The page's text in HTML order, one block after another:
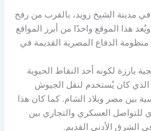
في مدينة الشيخ زويد، بالقرب من رفح
هذا الموقع واحدًا من أبرز المواقع
الدفاع المصرية القديمة في
بارزة لكونه أحد النقاط الحيوية
كان يُستخدم لنقل الجيوش
بين مصر وبلاد الشام. كما كان هذا
للتواصل العسكري والتجاري بين
الشرق الأدنى القديم.